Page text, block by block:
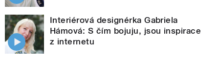
Interiérová designérka Gabriela
Hámová: S čím bojuju, jsou inspirace
z internetu